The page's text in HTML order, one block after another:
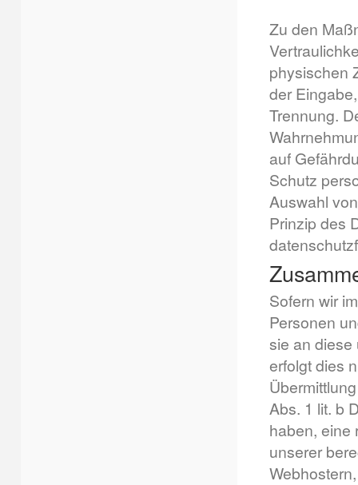
Zu den
physischen
der
Trennung.
auf
Schutz
Auswahl
Prinzip des
Sofern wir
Personen
sie an diese
erfolgt dies
Abs. 1 lit. b
haben, eine
unserer